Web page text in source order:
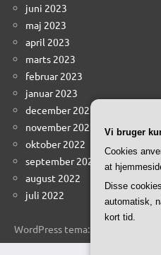
juni 2023
maj 2023
april 2023
marts 2023
februar 2023
januar 2023
december 2022
november 2022
oktober 2022
september 2022
august 2022
juli 2022
WordPress tema: Dynamico by
Vi bruger
Cookies
at
Disse
automatisk,
kort tid.